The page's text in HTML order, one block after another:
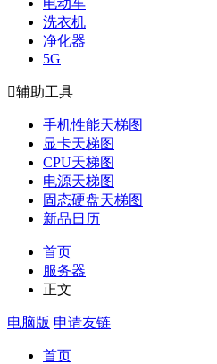
电动车
洗衣机
净化器
5G
辅助工具
手机性能天梯图
显卡天梯图
CPU天梯图
电源天梯图
固态硬盘天梯图
新品日历
首页
服务器
正文
电脑版 申请友链
首页